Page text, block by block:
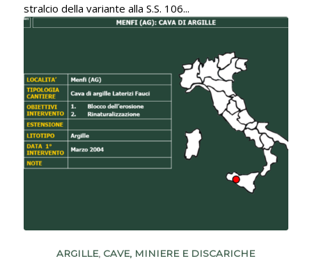
stralcio della variante alla S.S. 106...
ARGILLE, CAVE, MINIERE E DISCARICHE